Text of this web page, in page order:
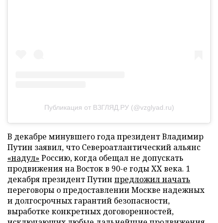
Публикация от ВЗГЛЯД.РУ (@vzglyad.ru)
В декабре минувшего года президент Владимир
Путин заявил, что Североатлантический альянс
«надул» Россию, когда обещал не допускать
продвижения на Восток в 90-е годы XX века. 1
декабря президент Путин предложил начать
переговоры о предоставлении Москве надежных
и долгосрочных гарантий безопасности,
выработке конкретных договоренностей,